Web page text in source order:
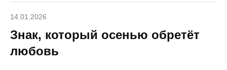
14.01.2026
Знак, который осенью обретёт
любовь